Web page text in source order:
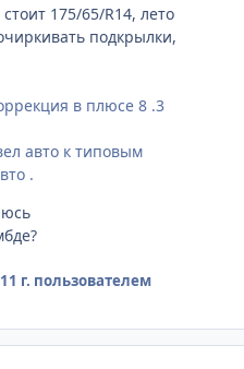
175/65/R14, лето
подкрылки,
в плюсе 8 .3
авто к типовым
.
11 г. пользователем